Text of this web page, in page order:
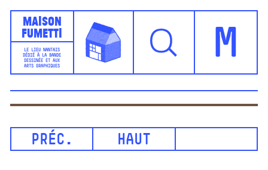
Maison
Fumetti
LE LIEU NANTAIS
DÉDIÉ À LA BANDE
DESSINÉE ET AUX
ARTS GRAPHIQUES
M
PRÉC. HAUT